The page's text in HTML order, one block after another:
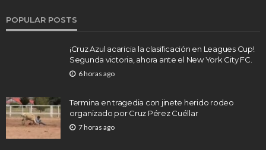
POPULAR POSTS
¡Cruz Azul acaricia la clasificación en Leagues Cup!
Segunda victoria, ahora ante el New York City FC.
6 horas ago
Termina en tragedia con jinete herido rodeo
organizado por Cruz Pérez Cuéllar
7 horas ago